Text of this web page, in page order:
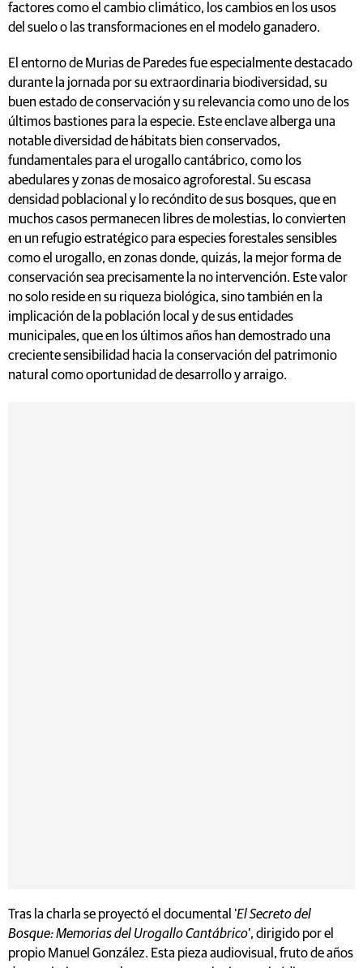
factores como el cambio climático, los cambios en los usos
del suelo o las transformaciones en el modelo ganadero.
El entorno de Murias de Paredes fue especialmente destacado
durante la jornada por su extraordinaria biodiversidad, su
buen estado de conservación y su relevancia como uno de los
últimos bastiones para la especie. Este enclave alberga una
notable diversidad de hábitats bien conservados,
fundamentales para el urogallo cantábrico, como los
abedulares y zonas de mosaico agroforestal. Su escasa
densidad poblacional y lo recóndito de sus bosques, que en
muchos casos permanecen libres de molestias, lo convierten
en un refugio estratégico para especies forestales sensibles
como el urogallo, en zonas donde, quizás, la mejor forma de
conservación sea precisamente la no intervención. Este valor
no solo reside en su riqueza biológica, sino también en la
implicación de la población local y de sus entidades
municipales, que en los últimos años han demostrado una
creciente sensibilidad hacia la conservación del patrimonio
natural como oportunidad de desarrollo y arraigo.
Tras la charla se proyectó el documental 'El Secreto del
Bosque: Memorias del Urogallo Cantábrico', dirigido por el
propio Manuel González. Esta pieza audiovisual, fruto de años